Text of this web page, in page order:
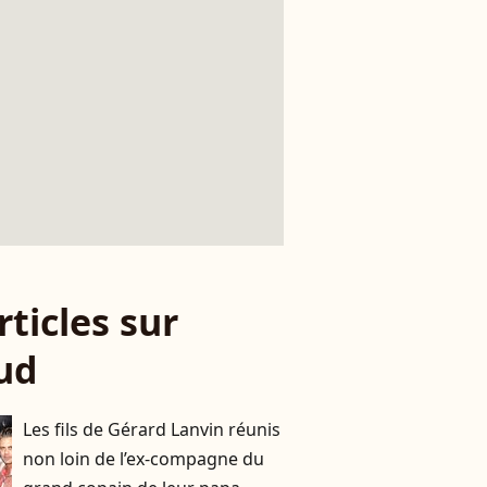
sur
Les fils de Gérard Lanvin réunis
non loin de l’ex-compagne du